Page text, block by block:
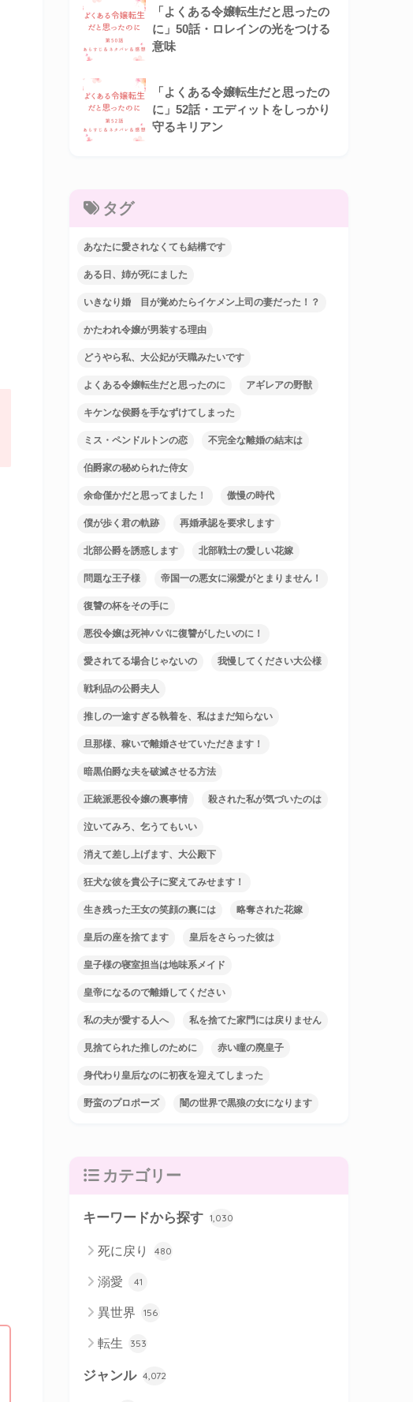
「よくある令嬢転生だと思ったの
に」50話・ロレインの光をつける
意味
「よくある令嬢転生だと思ったの
に」52話・エディットをしっかり
守るキリアン
タグ
あなたに愛されなくても結構です
ある日、姉が死にました
いきなり婚 目が覚めたらイケメン上司の妻だった！？
かたわれ令嬢が男装する理由
どうやら私、大公妃が天職みたいです
よくある令嬢転生だと思ったのに アギレアの野獣
キケンな侯爵を手なずけてしまった
ミス・ペンドルトンの恋 不完全な離婚の結末は
伯爵家の秘められた侍女
余命僅かだと思ってました！ 傲慢の時代
僕が歩く君の軌跡 再婚承認を要求します
北部公爵を誘惑します 北部戦士の愛しい花嫁
問題な王子様 帝国一の悪女に溺愛がとまりません！
復讐の杯をその手に
悪役令嬢は死神パパに復讐がしたいのに！
愛されてる場合じゃないの 我慢してください大公様
戦利品の公爵夫人
推しの一途すぎる執着を、私はまだ知らない
旦那様、稼いで離婚させていただきます！
暗黒伯爵な夫を破滅させる方法
正統派悪役令嬢の裏事情 殺された私が気づいたのは
泣いてみろ、乞うてもいい
消えて差し上げます、大公殿下
狂犬な彼を貴公子に変えてみせます！
生き残った王女の笑顔の裏には 略奪された花嫁
皇后の座を捨てます 皇后をさらった彼は
皇子様の寝室担当は地味系メイド
皇帝になるので離婚してください
私の夫が愛する人へ 私を捨てた家門には戻りません
見捨てられた推しのために 赤い瞳の廃皇子
身代わり皇后なのに初夜を迎えてしまった
野蛮のプロポーズ 闇の世界で黒狼の女になります
カテゴリー
キーワードから探す 1,030
死に戻り 480
溺愛 41
異世界 156
転生 353
ジャンル 4,072